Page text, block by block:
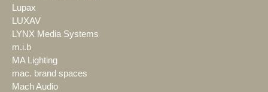
Lupax
LUXAV
LYNX Media Systems
m.i.b
MA Lighting
mac. brand spaces
Mach Audio